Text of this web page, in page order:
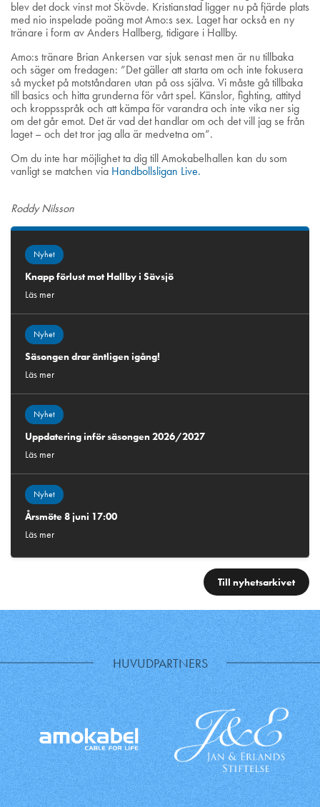
blev det dock vinst mot Skövde. Kristianstad ligger nu på fjärde plats
med nio inspelade poäng mot Amo:s sex. Laget har också en ny
tränare i form av Anders Hallberg, tidigare i Hallby.
Amo:s tränare Brian Ankersen var sjuk senast men är nu tillbaka
och säger om fredagen: ”Det gäller att starta om och inte fokusera
så mycket på motståndaren utan på oss själva. Vi måste gå tillbaka
till basics och hitta grunderna för vårt spel. Känslor, fighting, attityd
och kroppsspråk och att kämpa för varandra och inte vika ner sig
om det går emot. Det är vad det handlar om och det vill jag se från
laget – och det tror jag alla är medvetna om”.
Om du inte har möjlighet ta dig till Amokabelhallen kan du som
vanligt se matchen via Handbollsligan Live.
Roddy Nilsson
Nyhet
Knapp förlust mot Hallby i Sävsjö
Läs mer
Nyhet
Säsongen drar äntligen igång!
Läs mer
Nyhet
Uppdatering inför säsongen 2026/2027
Läs mer
Nyhet
Årsmöte 8 juni 17:00
Läs mer
Till nyhetsarkivet
HUVUDPARTNERS